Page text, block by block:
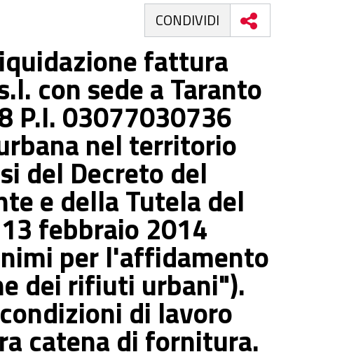
CONDIVIDI
fattura
con sede a Taranto
P.I. 03077030736
nel territorio
del Decreto del
e della Tutela del
febbraio 2014
per l'affidamento
dei rifiuti urbani").
di lavoro
catena di fornitura.